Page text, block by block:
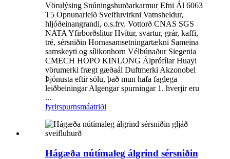
Vörulýsing Snúningshurðarkarmur Efni Ál 6063
T5 Opnunarleið Sveifluvirkni Vatnsheldur,
hljóðeinangrandi, o.s.frv. Vottorð CNAS SGS
NATA Yfirborðslitur Hvítur, svartur, grár, kaffi,
tré, sérsniðin Hornasamsetningartækni Sameina
samskeyti og sílikonhorn Vélbúnaður Siegenia
CMECH HOPO KINLONG Álprófílar Huayi
vörumerki frægt gæðaál Duftmerki Akzonobel
Þjónusta eftir sölu, það mun hafa faglega
leiðbeiningar Algengar spurningar 1. hverjir eru
...
fyrirspurnsmáatriði
Hágæða nútímaleg álgrind sérsniðin